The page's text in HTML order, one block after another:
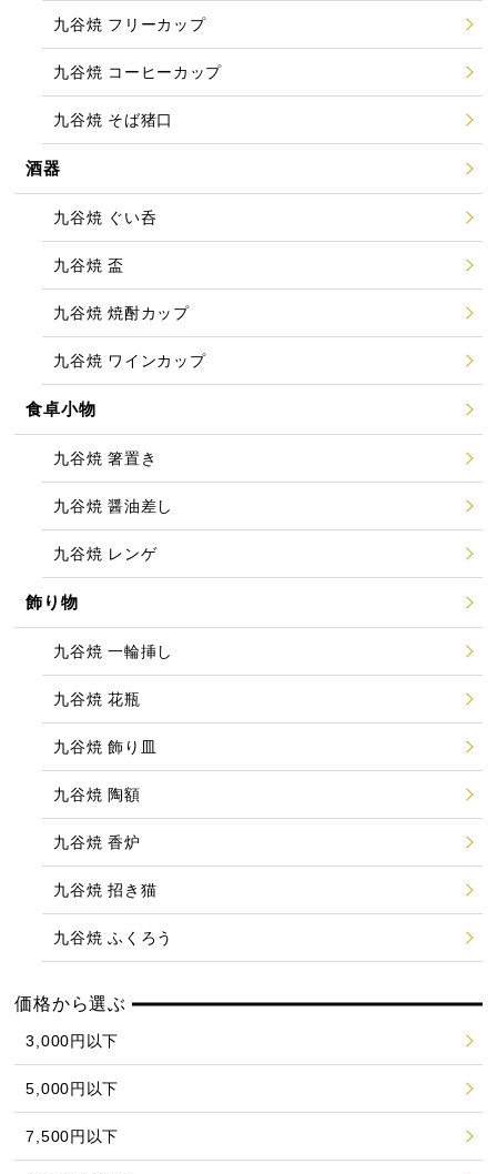
九谷焼 フリーカップ
九谷焼 コーヒーカップ
九谷焼 そば猪口
酒器
九谷焼 ぐい呑
九谷焼 盃
九谷焼 焼酎カップ
九谷焼 ワインカップ
食卓小物
九谷焼 箸置き
九谷焼 醤油差し
九谷焼 レンゲ
飾り物
九谷焼 一輪挿し
九谷焼 花瓶
九谷焼 飾り皿
九谷焼 陶額
九谷焼 香炉
九谷焼 招き猫
九谷焼 ふくろう
価格から選ぶ
3,000円以下
5,000円以下
7,500円以下